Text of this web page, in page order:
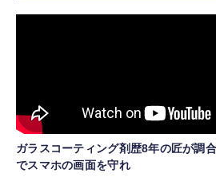
ガラスコーティング剤歴8年の匠が調
でスマホの画面を守れ